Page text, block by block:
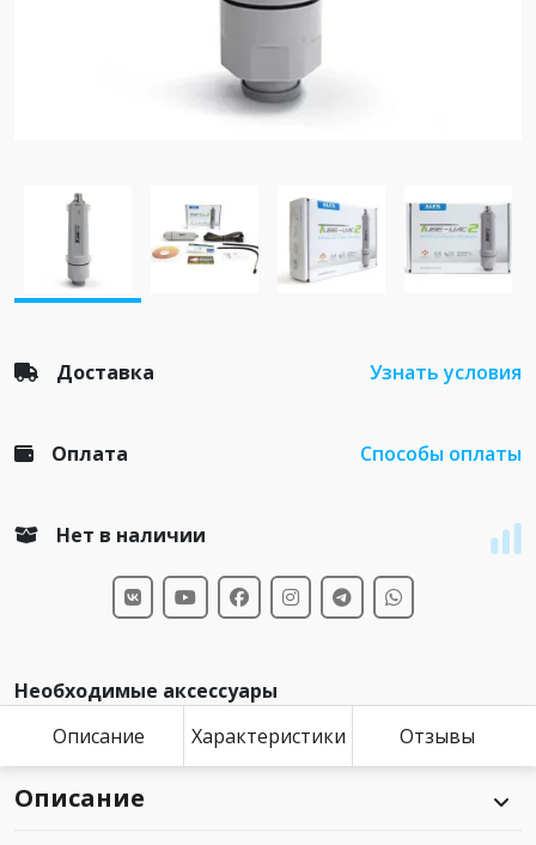
Доставка Узнать условия
Оплата Способы оплаты
Нет в наличии
Необходимые аксессуары
Описание
Характеристики Отзывы
Описание